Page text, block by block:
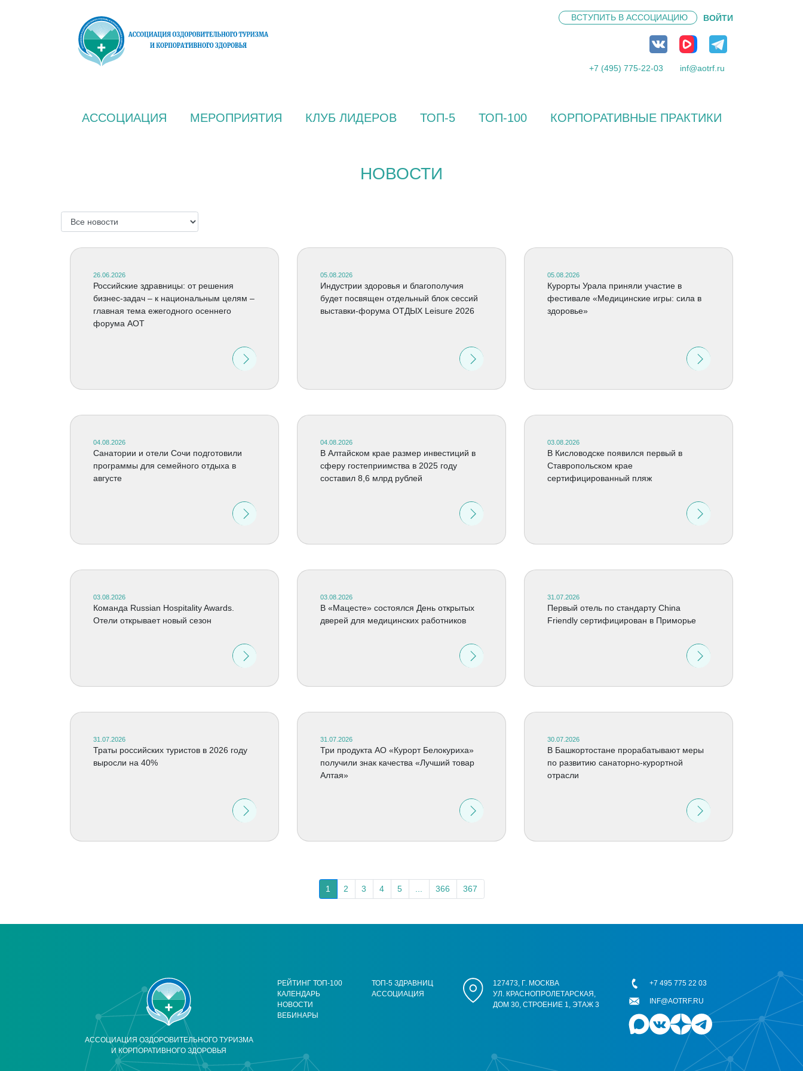
ВСТУПИТЬ В АССОЦИАЦИЮ ВОЙТИ
+7 (495) 775-22-03 inf@aotrf.ru
АССОЦИАЦИЯ МЕРОПРИЯТИЯ КЛУБ ЛИДЕРОВ ТОП-5 ТОП-100 КОРПОРАТИВНЫЕ ПРАКТИКИ
НОВОСТИ
26.06.2026
Российские здравницы: от решения
бизнес-задач – к национальным целям –
главная тема ежегодного осеннего
форума АОТ
05.08.2026
Индустрии здоровья и благополучия
будет посвящен отдельный блок сессий
выставки-форума ОТДЫХ Leisure 2026
05.08.2026
Курорты Урала приняли участие в
фестивале «Медицинские игры: сила в
здоровье»
04.08.2026
Санатории и отели Сочи подготовили
программы для семейного отдыха в
августе
04.08.2026
В Алтайском крае размер инвестиций в
сферу гостеприимства в 2025 году
составил 8,6 млрд рублей
03.08.2026
В Кисловодске появился первый в
Ставропольском крае
сертифицированный пляж
03.08.2026
Команда Russian Hospitality Awards.
Отели открывает новый сезон
03.08.2026
В «Мацесте» состоялся День открытых
дверей для медицинских работников
31.07.2026
Первый отель по стандарту China
Friendly сертифицирован в Приморье
31.07.2026
Траты российских туристов в 2026 году
выросли на 40%
31.07.2026
Три продукта АО «Курорт Белокуриха»
получили знак качества «Лучший товар
Алтая»
30.07.2026
В Башкортостане прорабатывают меры
по развитию санаторно-курортной
отрасли
1 2 3 4 5 366 367
АССОЦИАЦИЯ ОЗДОРОВИТЕЛЬНОГО ТУРИЗМА
И КОРПОРАТИВНОГО ЗДОРОВЬЯ
РЕЙТИНГ ТОП-100
КАЛЕНДАРЬ
НОВОСТИ
ВЕБИНАРЫ
ТОП-5 ЗДРАВНИЦ
АССОЦИАЦИЯ
127473, Г. МОСКВА
УЛ. КРАСНОПРОЛЕТАРСКАЯ,
ДОМ 30, СТРОЕНИЕ 1, ЭТАЖ 3
+7 495 775 22 03
INF@AOTRF.RU